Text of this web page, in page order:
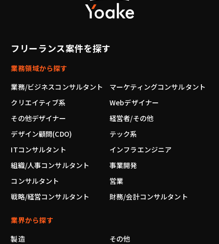
フリーランス案件を探す
業務領域から探す
業務/ビジネスコンサルタント
マーケティングコンサルタント
クリエイティブ系
Webデザイナー
その他デザイナー
経営者/その他
デザイン顧問(CDO)
テック系
ITコンサルタント
インフラエンジニア
組織/人事コンサルタント
事業開発
コンサルタント
営業
戦略/経営コンサルタント
財務/会計コンサルタント
業界から探す
製造
その他